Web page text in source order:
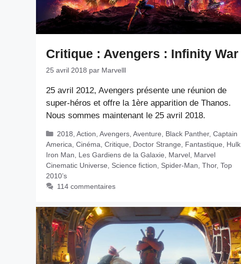
Critique : Avengers : Infinity War
25 avril 2018 par Marvelll
25 avril 2012, Avengers présente une réunion de
super-héros et offre la 1ère apparition de Thanos.
Nous sommes maintenant le 25 avril 2018.
Catégories
2018 Action Avengers, Aventure Black Panther, Captain
America Cinéma Critique Doctor Strange Fantastique Hulk
Iron Man
Les Gardiens de la Galaxie Marvel Marvel
Cinematic Universe
Science fiction Spider-Man Thor, Top
2010’s
114 commentaires